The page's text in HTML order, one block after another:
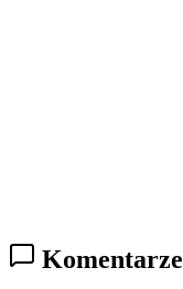
Komentarze